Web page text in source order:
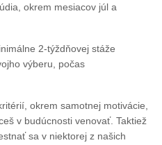
okrem mesiacov júl a
2-týždňovej stáže
výberu, počas
okrem samotnej motivácie,
v budúcnosti venovať. Taktiež
sa v niektorej z našich